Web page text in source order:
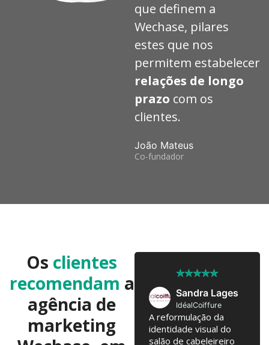
que definem a
Wechase, pilares
estes que nos
permitem estabelecer
relações de longo
prazo com os
clientes.
João Mateus
Co-fundador
Os clientes
recomendam a
agência de
marketing
José Pedro
Twobrothers
Colaboramos já há 10
anos, com troca de
ideias regulares para
Sandra Lages
★★★★★
IdéalCoiffure
A reformulação da
identidade visual do
salão de cabeleireiro